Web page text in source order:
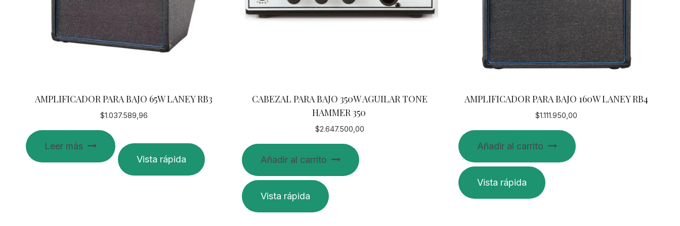
AMPLIFICADOR PARA BAJO 65W LANEY RB3
$1.037.589,96
Leer más
Vista rápida
CABEZAL PARA BAJO 350W AGUILAR TONE
HAMMER 350
$2.647.500,00
Añadir al carrito
Vista rápida
AMPLIFICADOR PARA BAJO 160W LANEY RB4
$1.111.950,00
Añadir al carrito
Vista rápida